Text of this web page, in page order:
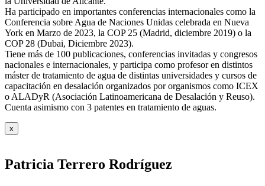
Ha participado en importantes conferencias internacionales como la
Conferencia sobre Agua de Naciones Unidas celebrada en Nueva
York en Marzo de 2023, la COP 25 (Madrid, diciembre 2019) o la
COP 28 (Dubai, Diciembre 2023).
Tiene más de 100 publicaciones, conferencias invitadas y congresos
nacionales e internacionales, y participa como profesor en distintos
máster de tratamiento de agua de distintas universidades y cursos de
capacitación en desalación organizados por organismos como ICEX
o ALADyR (Asociación Latinoamericana de Desalación y Reuso).
Cuenta asimismo con 3 patentes en tratamiento de aguas.
x
Patricia Terrero Rodríguez